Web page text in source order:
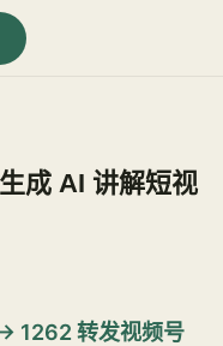
成 AI 讲解短视
1262 转发视频号